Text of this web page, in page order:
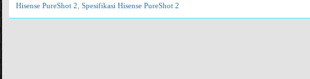
Hisense PureShot 2 Spesifikasi Hisense PureShot 2